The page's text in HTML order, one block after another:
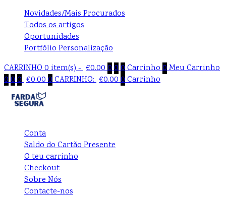
Novidades/Mais Procurados
Todos os artigos
Oportunidades
Portfólio Personalização
CARRINHO0 item(s) - €0.00000Carrinho0Meu Carrinho
000 €0.000CARRINHO: €0.000Carrinho
Conta
Saldo do Cartão Presente
O teu carrinho
Checkout
Sobre Nós
Contacte-nos